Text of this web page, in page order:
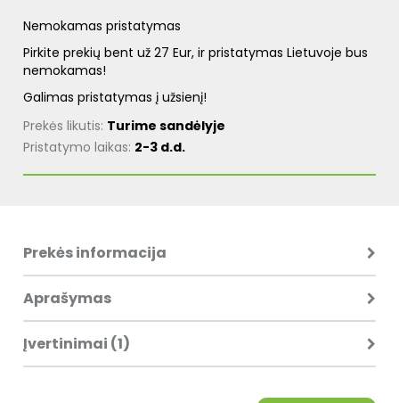
Nemokamas pristatymas
Pirkite prekių bent už 27 Eur, ir pristatymas Lietuvoje bus
nemokamas!
Galimas pristatymas į užsienį!
Prekės likutis: Turime sandėlyje
Pristatymo laikas: 2-3 d.d.
Prekės informacija
Aprašymas
Įvertinimai (1)